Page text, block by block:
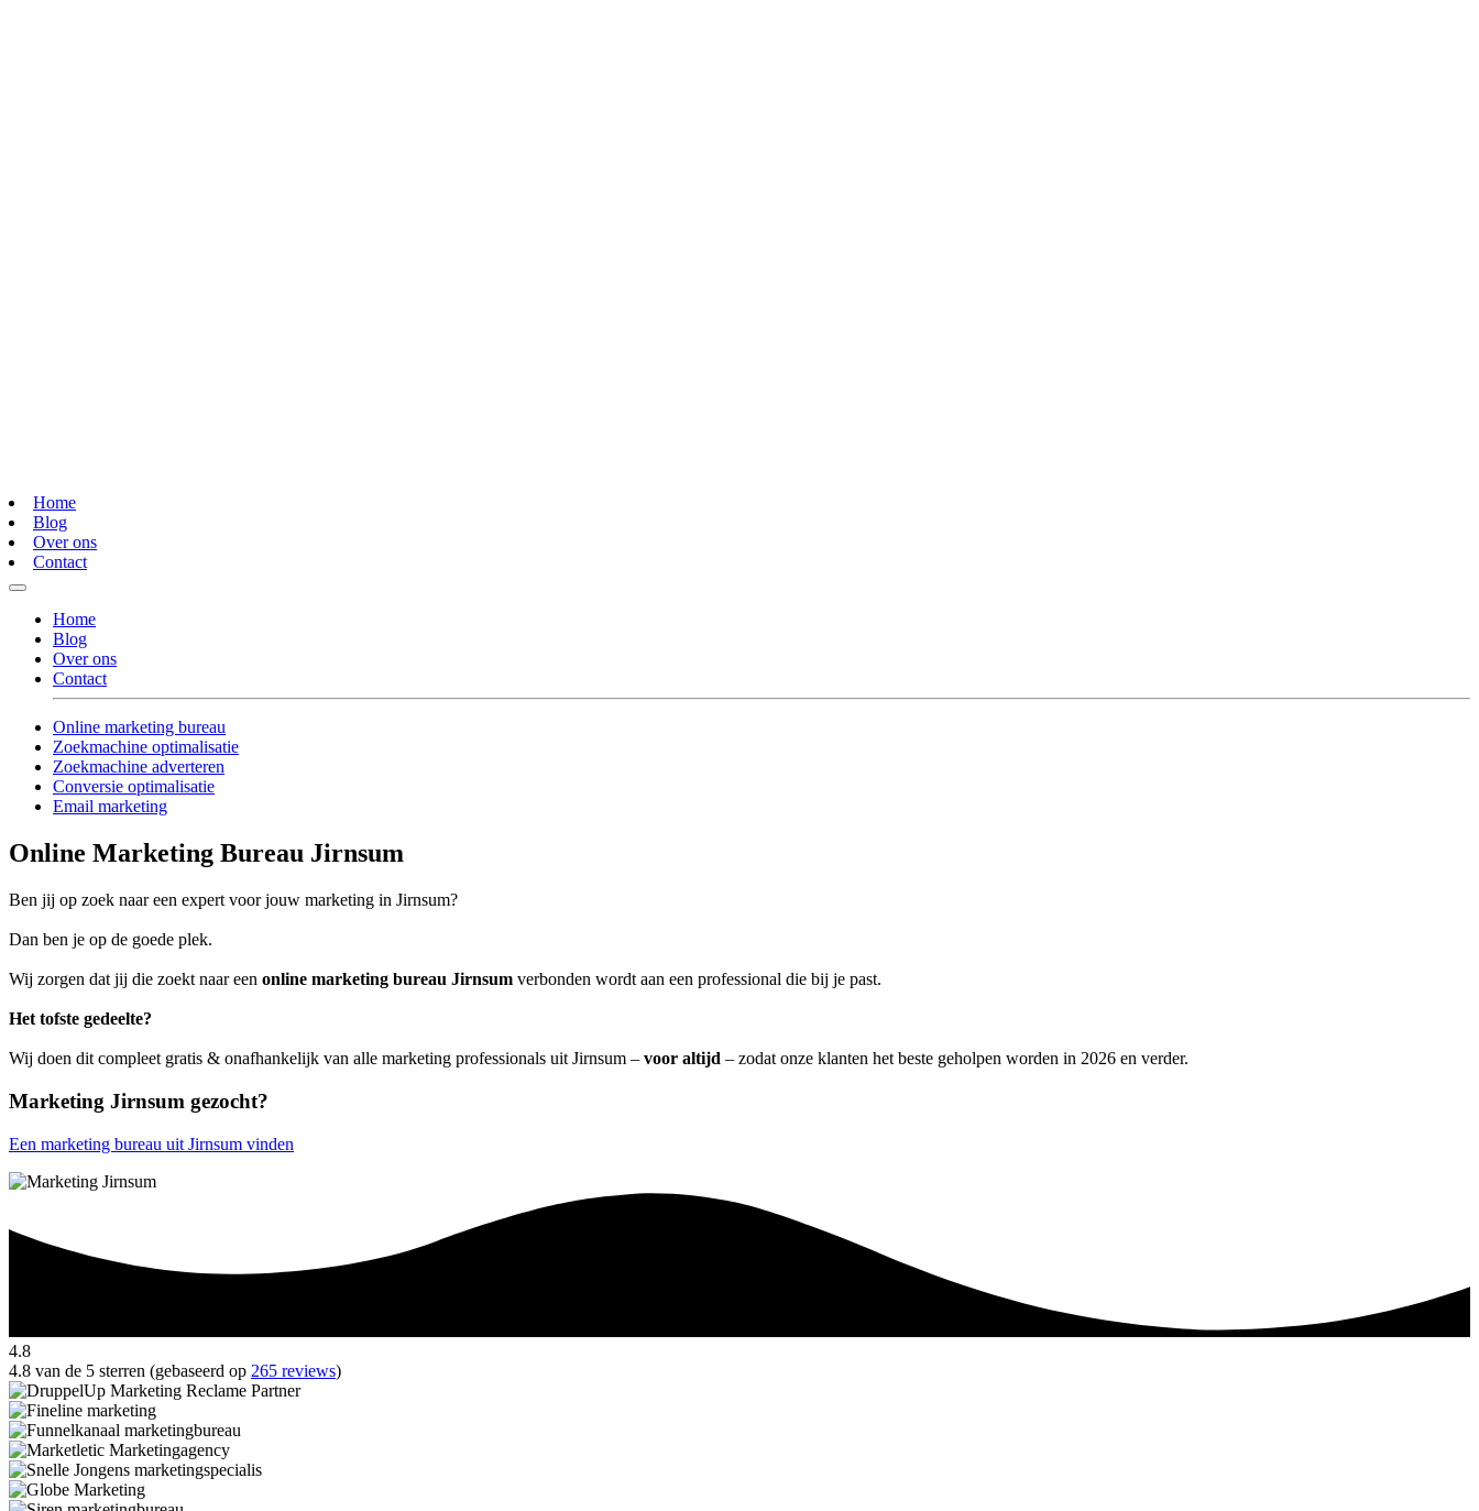
Home
Blog
Over ons
Contact
Home
Blog
Over ons
Contact
Online marketing bureau
Zoekmachine optimalisatie
Zoekmachine adverteren
Conversie optimalisatie
Email marketing
Online Marketing Bureau Jirnsum
Ben jij op zoek naar een expert voor jouw marketing in Jirnsum?
Dan ben je op de goede plek.
Wij zorgen dat jij die zoekt naar een online marketing bureau Jirnsum verbonden wordt aan een professional die bij je past.
Het tofste gedeelte?
Wij doen dit compleet gratis & onafhankelijk van alle marketing professionals uit Jirnsum – voor altijd – zodat onze klanten het beste geholpen worden in 2026 en verder.
Marketing Jirnsum gezocht?
Een marketing bureau uit Jirnsum vinden
4.8
4.8 van de 5 sterren (gebaseerd op 265 reviews)